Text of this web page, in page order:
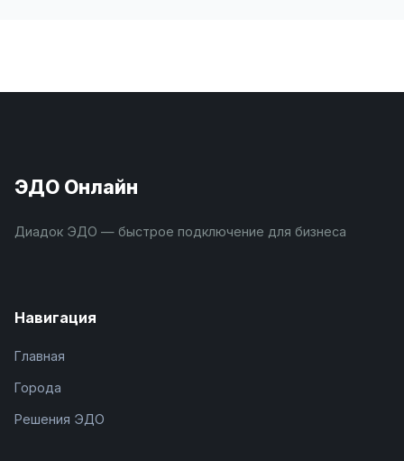
ЭДО Онлайн
Диадок ЭДО — быстрое подключение для бизнеса
Навигация
Главная
Города
Решения ЭДО